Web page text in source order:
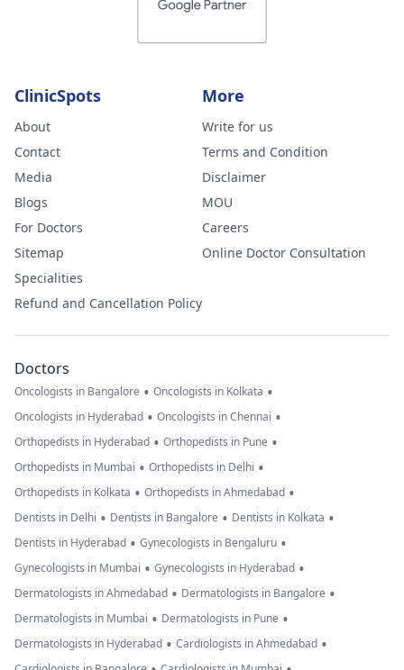
ClinicSpots
About
Contact
Media
Blogs
For Doctors
Sitemap
Specialities
Refund and Cancellation Policy
More
Write for us
Terms and Condition
Disclaimer
MOU
Careers
Online Doctor Consultation
Doctors
Oncologists in Bangalore • Oncologists in Kolkata •
Oncologists in Hyderabad • Oncologists in Chennai •
Orthopedists in Hyderabad • Orthopedists in Pune •
Orthopedists in Mumbai • Orthopedists in Delhi •
Orthopedists in Kolkata • Orthopedists in Ahmedabad •
Dentists in Delhi • Dentists in Bangalore • Dentists in Kolkata •
Dentists in Hyderabad • Gynecologists in Bengaluru •
Gynecologists in Mumbai • Gynecologists in Hyderabad •
Dermatologists in Ahmedabad • Dermatologists in Bangalore •
Dermatologists in Mumbai • Dermatologists in Pune •
Dermatologists in Hyderabad • Cardiologists in Ahmedabad •